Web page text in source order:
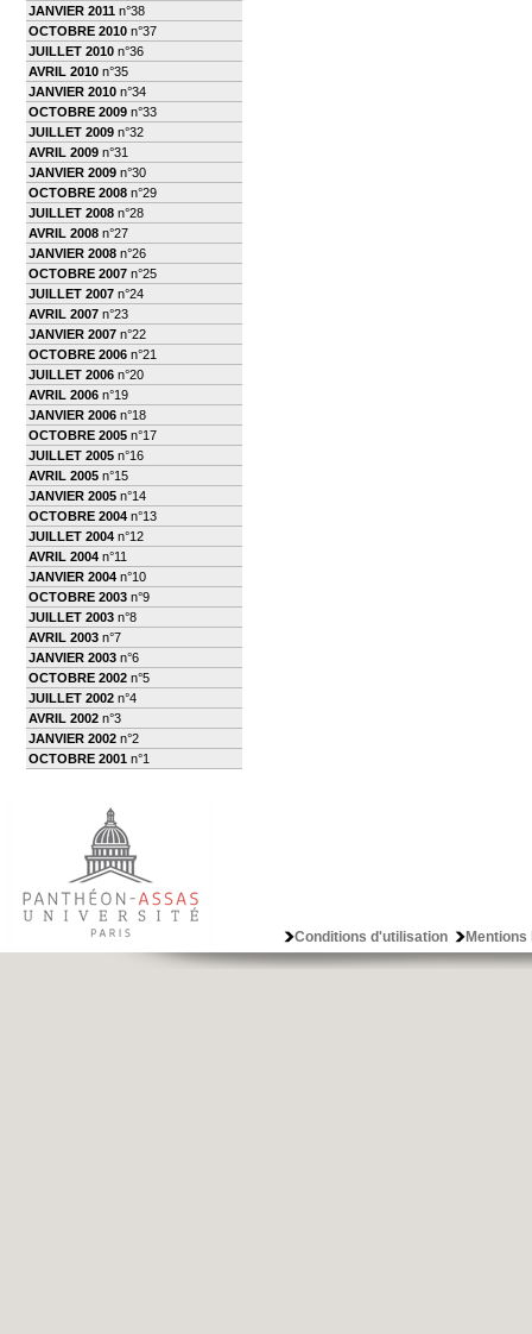
JANVIER 2011 n°38
OCTOBRE 2010 n°37
JUILLET 2010 n°36
AVRIL 2010 n°35
JANVIER 2010 n°34
OCTOBRE 2009 n°33
JUILLET 2009 n°32
AVRIL 2009 n°31
JANVIER 2009 n°30
OCTOBRE 2008 n°29
JUILLET 2008 n°28
AVRIL 2008 n°27
JANVIER 2008 n°26
OCTOBRE 2007 n°25
JUILLET 2007 n°24
AVRIL 2007 n°23
JANVIER 2007 n°22
OCTOBRE 2006 n°21
JUILLET 2006 n°20
AVRIL 2006 n°19
JANVIER 2006 n°18
OCTOBRE 2005 n°17
JUILLET 2005 n°16
AVRIL 2005 n°15
JANVIER 2005 n°14
OCTOBRE 2004 n°13
JUILLET 2004 n°12
AVRIL 2004 n°11
JANVIER 2004 n°10
OCTOBRE 2003 n°9
JUILLET 2003 n°8
AVRIL 2003 n°7
JANVIER 2003 n°6
OCTOBRE 2002 n°5
JUILLET 2002 n°4
AVRIL 2002 n°3
JANVIER 2002 n°2
OCTOBRE 2001 n°1
Conditions d'utilisation Mentions